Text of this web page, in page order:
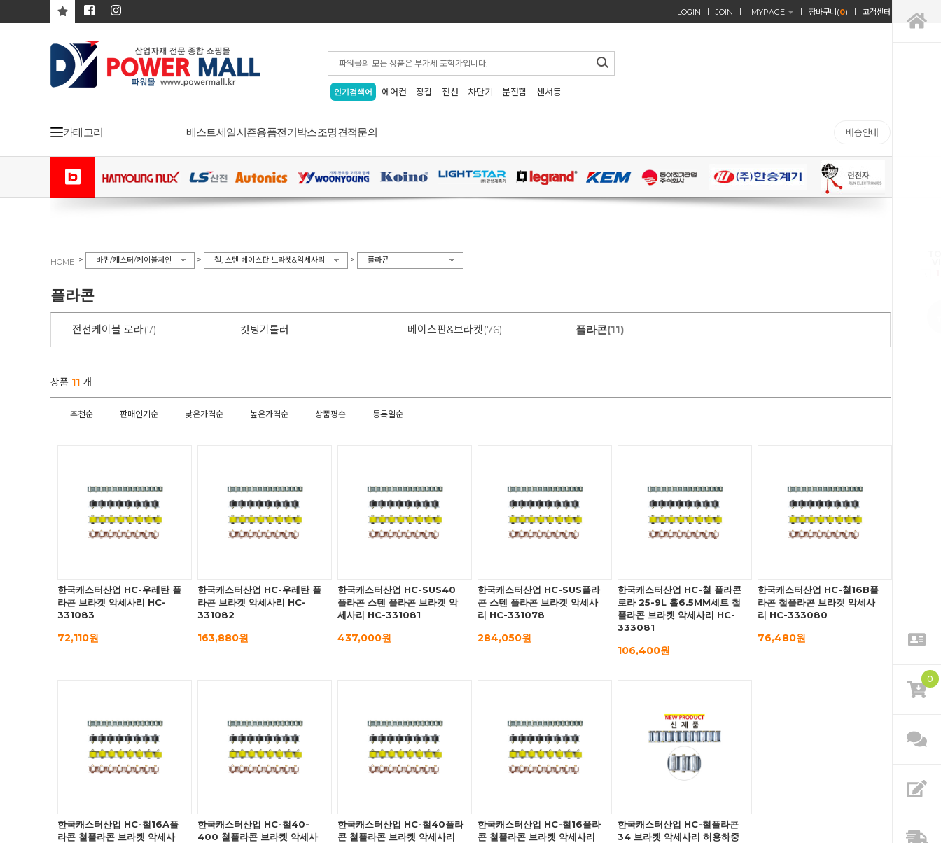
0
LOGIN JOIN MYPAGE 장바구니(0) 고객센터
인기검색어 에어컨 장갑 전선 차단기 분전함 센서등
카테고리 베스트세일시즌용품전기박스조명견적문의 배송안내
HOME > 바퀴/캐스터/케이블체인 > 철, 스텐 베이스판 브라켓&악세사리 > 플라콘
플라콘
전선케이블 로라(7) 컷팅기롤러 베이스판&브라켓(76) 플라콘(11)
상품 11 개
추천순 판매인기순 낮은가격순 높은가격순 상품평순 등록일순
한국캐스터산업 HC-우레탄 플
라콘 브라켓 악세사리 HC-
331083
72,110원
한국캐스터산업 HC-우레탄 플
라콘 브라켓 악세사리 HC-
331082
163,880원
한국캐스터산업 HC-SUS40
플라콘 스텐 플라콘 브라켓 악
세사리 HC-331081
437,000원
한국캐스터산업 HC-SUS플라
콘 스텐 플라콘 브라켓 악세사
리 HC-331078
284,050원
한국캐스터산업 HC-철 플라콘
로라 25-9L 홀6.5MM세트 철
플라콘 브라켓 악세사리 HC-
333081
106,400원
한국캐스터산업 HC-철16B플
라콘 철플라콘 브라켓 악세사
리 HC-333080
76,480원
한국캐스터산업 HC-철16A플
라콘 철플라콘 브라켓 악세사
한국캐스터산업 HC-철40-
400 철플라콘 브라켓 악세사
한국캐스터산업 HC-철40플라
콘 철플라콘 브라켓 악세사리
한국캐스터산업 HC-철16플라
콘 철플라콘 브라켓 악세사리
한국캐스터산업 HC-철플라콘
34 브라켓 악세사리 허용하중